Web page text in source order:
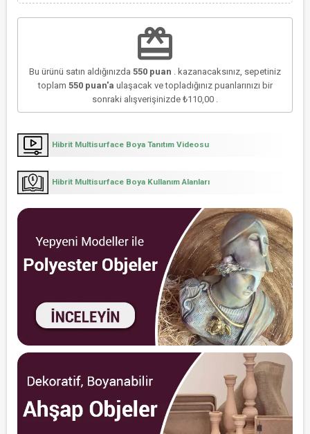
redeem
Bu ürünü satın aldığınızda 550 puan . kazanacaksınız, sepetiniz
toplam 550puan'a ulaşacak ve topladığınız puanlarınızı bir
sonraki alışverişinizde ₺110,00
Hibrit Multisurface Boya Tanıtım Videosu
Hibrit Multisurface Boya Kullanım Alanları